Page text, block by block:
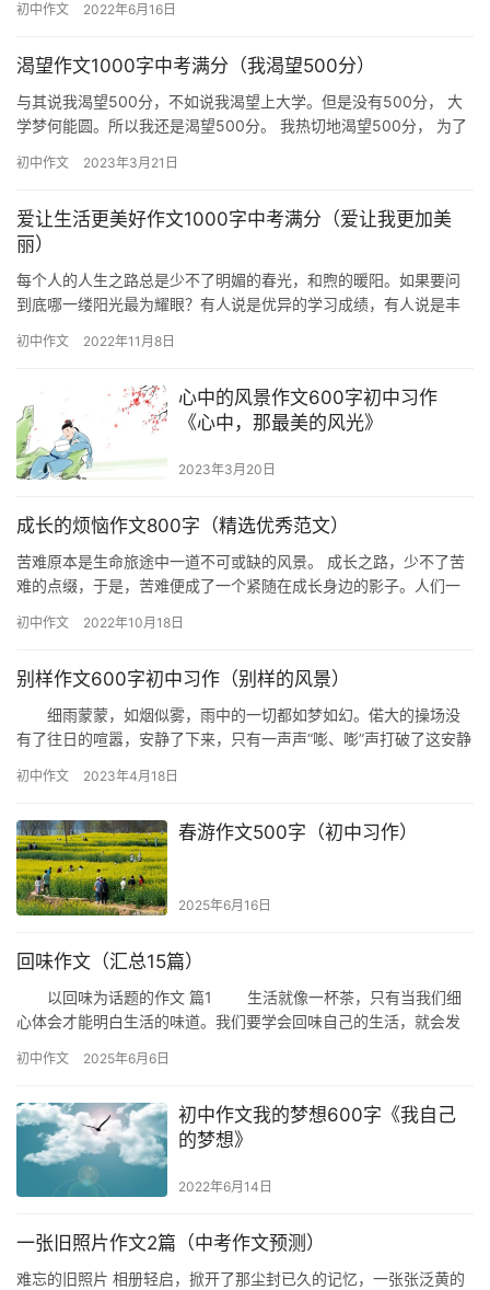
两…
初中作文 2022年6月16日
渴望作文1000字中考满分（我渴望500分）
与其说我渴望500分，不如说我渴望上大学。但是没有500分， 大
学梦何能圆。所以我还是渴望500分。 我热切地渴望500分， 为了
初中作文 2023年3月21日
爱让生活更美好作文1000字中考满分（爱让我更加美
丽）
每个人的人生之路总是少不了明媚的春光，和煦的暖阳。如果要问
到底哪一缕阳光最为耀眼？有人说是优异的学习成绩，有人说是丰
了一…
初中作文 2022年11月8日
心中的风景作文600字初中习作
《心中，那最美的风光》
2023年3月20日
成长的烦恼作文800字（精选优秀范文）
苦难原本是生命旅途中一道不可或缺的风景。 成长之路，少不了苦
难的点缀，于是，苦难便成了一个紧随在成长身边的影子。人们一
随在…
初中作文 2022年10月18日
别样作文600字初中习作（别样的风景）
细雨蒙蒙，如烟似雾，雨中的一切都如梦如幻。偌大的操场没
有了往日的喧嚣，安静了下来，只有一声声“嘭、嘭”声打破了这安静
的…
初中作文 2023年4月18日
春游作文500字（初中习作）
2025年6月16日
回味作文（汇总15篇）
以回味为话题的作文 篇1 生活就像一杯茶，只有当我们细
心体会才能明白生活的味道。我们要学会回味自己的生活，就会发
我…
初中作文 2025年6月6日
初中作文我的梦想600字《我自己
的梦想》
2022年6月14日
一张旧照片作文2篇（中考作文预测）
难忘的旧照片 相册轻启，掀开了那尘封已久的记忆，一张张泛黄的